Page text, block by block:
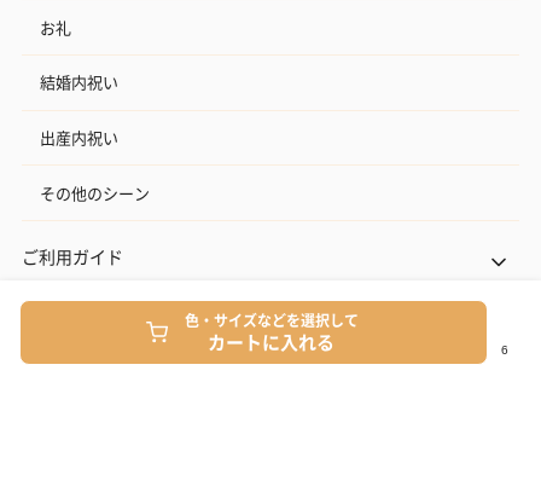
色・サイズなどを選択して
カートに入れる
お礼
結婚内祝い
出産内祝い
その他のシーン
ご利用ガイド
ヘルプ・お問い合わせ